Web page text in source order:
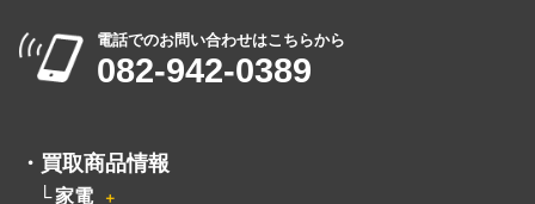
電話でのお問い合わせはこちらから
082-942-0389
・ 買取商品情報
家電 ＋